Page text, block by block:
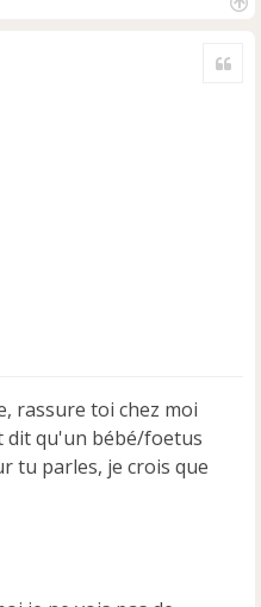
rassure toi chez moi
dit qu'un bébé/foetus
tu parles, je crois que